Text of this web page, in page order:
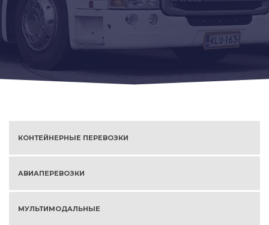
КОНТЕЙНЕРНЫЕ ПЕРЕВОЗКИ
АВИАПЕРЕВОЗКИ
МУЛЬТИМОДАЛЬНЫЕ